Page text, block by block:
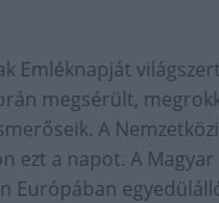
Emléknapját
megsérült,
A
a napot. A Magyar
Európában